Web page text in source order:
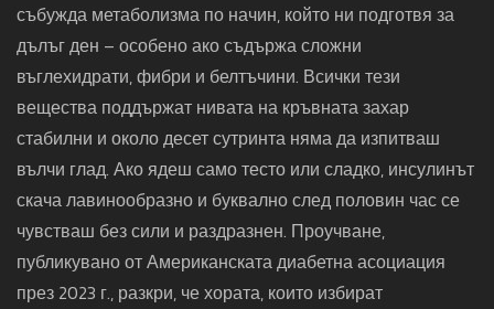
събужда метаболизма по начин, който ни подготвя за
дълъг ден – особено ако съдържа сложни
въглехидрати, фибри и белтъчини. Всички тези
вещества поддържат нивата на кръвната захар
стабилни и около десет сутринта няма да изпитваш
вълчи глад. Ако ядеш само тесто или сладко, инсулинът
скача лавинообразно и буквално след половин час се
чувстваш без сили и раздразнен. Проучване,
публикувано от Американската диабетна асоциация
през 2023 г., разкри, че хората, които избират